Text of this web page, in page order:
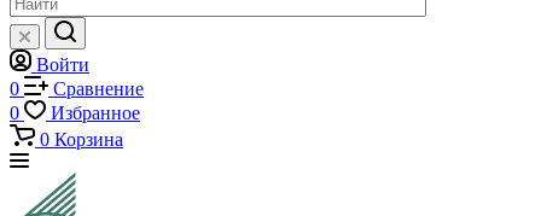
Войти
0
Сравнение
0
Избранное
0 Корзина